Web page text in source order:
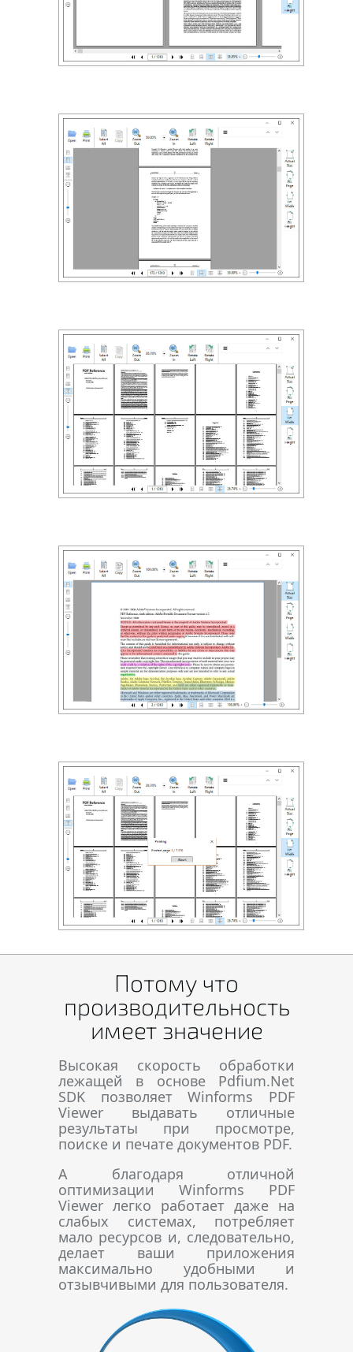
Потому что
производительность
имеет значение
Высокая скорость обработки
лежащей в основе Pdfium.Net
SDK позволяет Winforms PDF
Viewer выдавать отличные
результаты при просмотре,
поиске и печате документов PDF.
А благодаря отличной
оптимизации Winforms PDF
Viewer легко работает даже на
слабых системах, потребляет
мало ресурсов и, следовательно,
делает ваши приложения
максимально удобными и
отзывчивыми для пользователя.